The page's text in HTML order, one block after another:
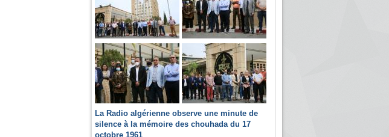
La Radio algérienne observe une minute de
silence à la mémoire des chouhada du 17
octobre 1961